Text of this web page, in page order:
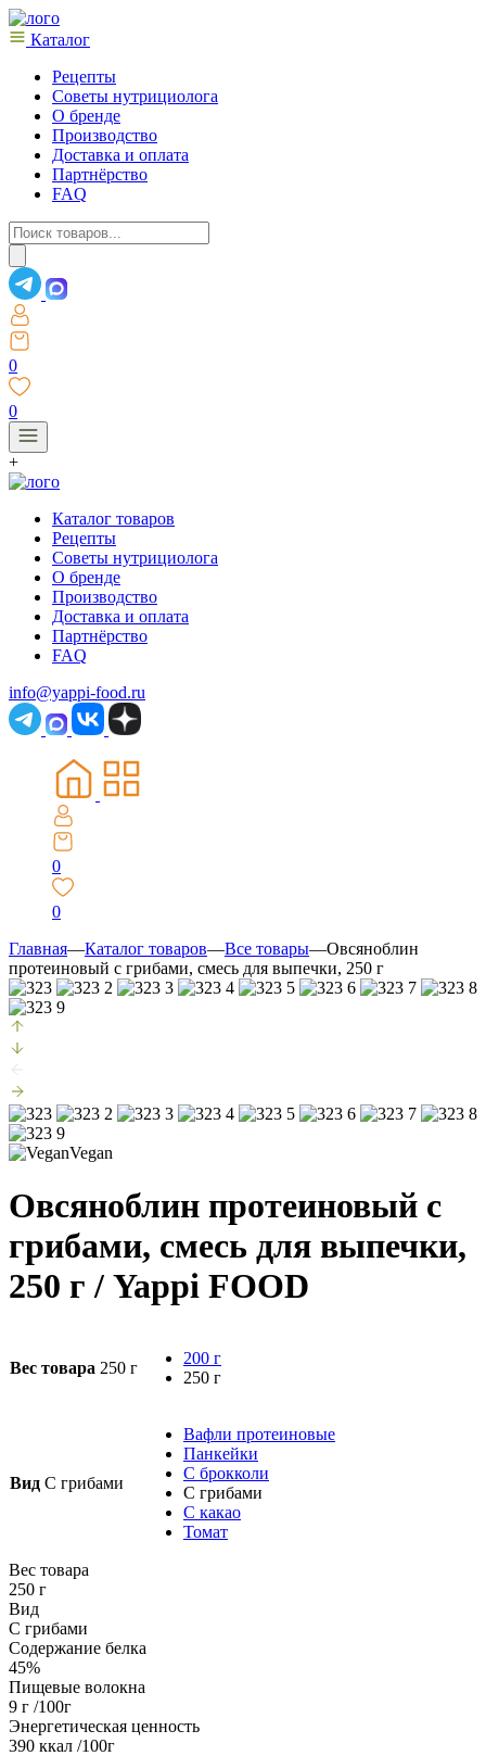
Каталог
Рецепты
Советы нутрициолога
О бренде
Производство
Доставка и оплата
Партнёрство
FAQ
Поиск
товаров
0
0
+
Каталог товаров
Рецепты
Советы нутрициолога
О бренде
Производство
Доставка и оплата
Партнёрство
FAQ
info@yappi-food.ru
0
0
Главная—Каталог товаров—Все товары—Овсяноблин
протеиновый с грибами, смесь для выпечки, 250 г
Vegan
Овсяноблин протеиновый с
грибами, смесь для выпечки,
250 г / Yappi FOOD
Вес товара 250 г
200 г
250 г
Вид С грибами
Вафли протеиновые
Панкейки
С брокколи
С грибами
С какао
Томат
Вес товара
250 г
Вид
С грибами
Содержание белка
45%
Пищевые волокна
9 г /100г
Энергетическая ценность
390 ккал /100г